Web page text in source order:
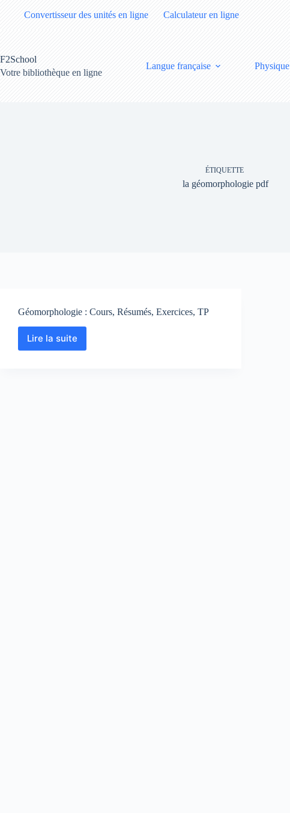
Convertisseur des unités en ligne Calculateur en ligne
F2School
Votre bibliothèque en ligne
Langue française Physique
ÉTIQUETTE
la géomorphologie pdf
Géomorphologie : Cours, Résumés, Exercices, TP
Lire la suiteGéomorphologie